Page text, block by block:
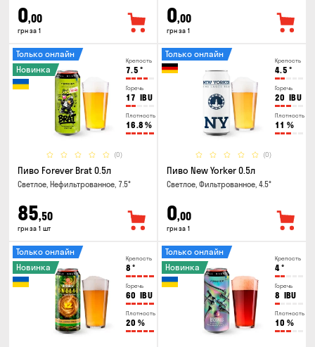
0,00
грн за 1
0,00
грн за 1
Крепость
7.5 °
Горечь
17 IBU
Плотность
16.8 %
(0)
Только онлайн
Новинка
Пиво Forever Brat 0.5л
Светлое, Нефильтрованное, 7.5°
85,50
грн за 1 шт
Крепость
4.5 °
Горечь
20 IBU
Плотность
11 %
(0)
Только онлайн
Пиво New Yorker 0.5л
Светлое, Фильтрованное, 4.5°
0,00
грн за 1
Крепость
8 °
Горечь
60 IBU
Плотность
20 %
Только онлайн
Новинка
Крепость
4°
Горечь
8 IBU
Плотность
10 %
Только онлайн
Новинка